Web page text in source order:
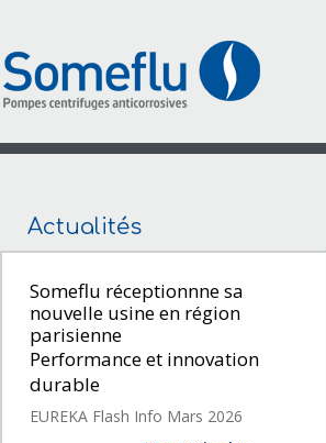
Actualités
Someflu réceptionnne sa
nouvelle usine en région
parisienne
Performance et innovation
durable
EUREKA Flash Info Mars 2026